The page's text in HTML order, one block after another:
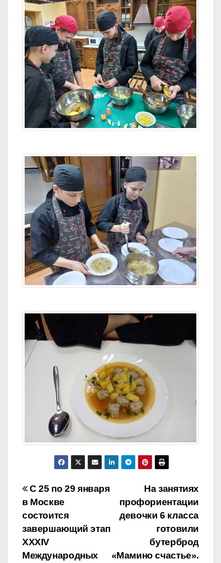
Навигация
по
записям
На занятиях
профориентации
девочки 6 класса
готовили
бутерброд
«Мамино счастье».
С 25 по 29 января
в Москве
состоится
завершающий этап
XXXIV
Международных